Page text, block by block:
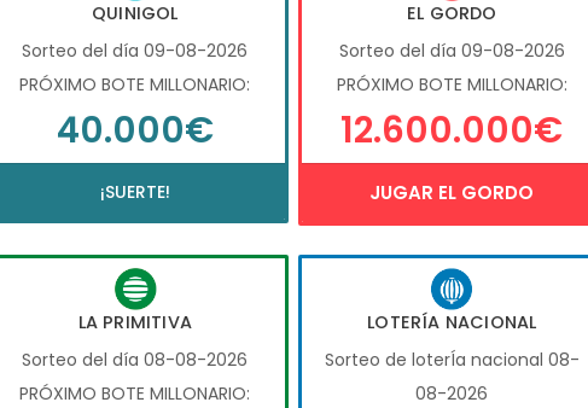
QUINIGOL
Sorteo del día 09-08-2026
PRÓXIMO BOTE MILLONARIO:
40.000€
¡SUERTE!
EL GORDO
Sorteo del día 09-08-2026
PRÓXIMO BOTE MILLONARIO:
12.600.000€
JUGAR EL GORDO
LA PRIMITIVA
Sorteo del día 08-08-2026
PRÓXIMO BOTE MILLONARIO:
LOTERÍA NACIONAL
Sorteo de loterÍa nacional 08-
08-2026